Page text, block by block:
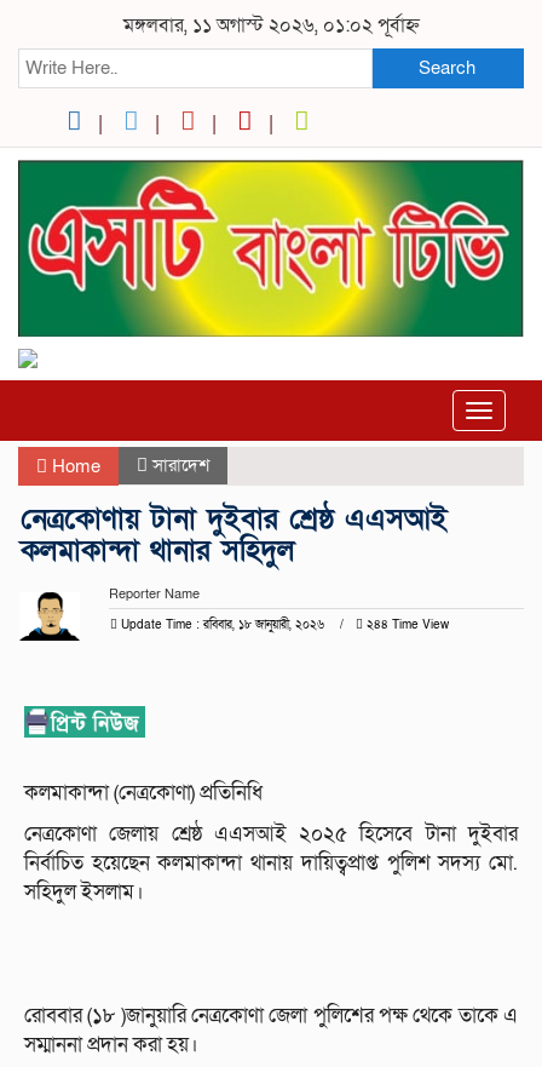
মঙ্গলবার, ১১ অগাস্ট ২০২৬, ০১:০২ পূর্বাহ্ন
Search
Toggle
Home সারাদেশ
নেত্রকোণায় টানা দুইবার শ্রেষ্ঠ এএসআই
কলমাকান্দা থানার সহিদুল
Reporter Name
Update Time : রবিবার, ১৮ জানুয়ারী, ২০২৬ ২৪৪ Time View
কলমাকান্দা (নেত্রকোণা) প্রতিনিধি
নেত্রকোণা জেলায় শ্রেষ্ঠ এএসআই ২০২৫ হিসেবে টানা দুইবার
নির্বাচিত হয়েছেন কলমাকান্দা থানায় দায়িত্বপ্রাপ্ত পুলিশ সদস্য মো.
সহিদুল ইসলাম।
রোববার (১৮ )জানুয়ারি নেত্রকোণা জেলা পুলিশের পক্ষ থেকে তাকে এ
সম্মাননা প্রদান করা হয়।